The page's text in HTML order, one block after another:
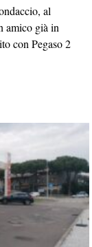
al
amico già in
con Pegaso 2